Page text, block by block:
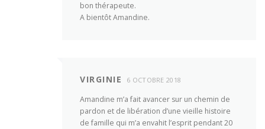
bon thérapeute.
A bientôt Amandine.
VIRGINIE 6 OCTOBRE 2018
Amandine m’a fait avancer sur un chemin de
pardon et de libération d’une vieille histoire
de famille qui m’a envahit l’esprit pendant 20